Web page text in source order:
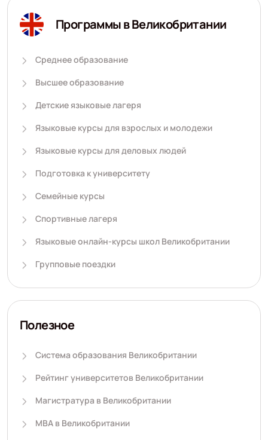
Программы в Великобритании
Среднее образование
Высшее образование
Детские языковые лагеря
Языковые курсы для взрослых и молодежи
Языковые курсы для деловых людей
Подготовка к университету
Семейные курсы
Спортивные лагеря
Языковые онлайн-курсы школ Великобритании
Групповые поездки
Полезное
Система образования Великобритании
Рейтинг университетов Великобритании
Магистратура в Великобритании
MBA в Великобритании